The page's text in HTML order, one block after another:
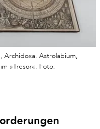
Archidoxa. Astrolabium,
»Tresor«. Foto: